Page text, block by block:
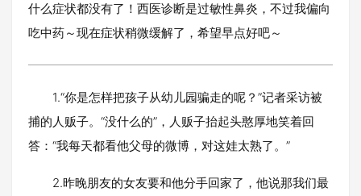
什么症状都没有了！西医诊断是过敏性鼻炎，不过我偏向
吃中药～现在症状稍微缓解了，希望早点好吧～
1.“你是怎样把孩子从幼儿园骗走的呢？”记者采访被
捕的人贩子。“没什么的”，人贩子抬起头憨厚地笑着回
答：“我每天都看他父母的微博，对这娃太熟了。”
2.昨晚朋友的女友要和他分手回家了，他说那我们最